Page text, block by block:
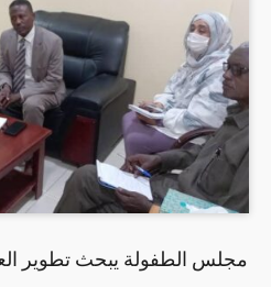
مجلس الطفولة يبحث تطوير